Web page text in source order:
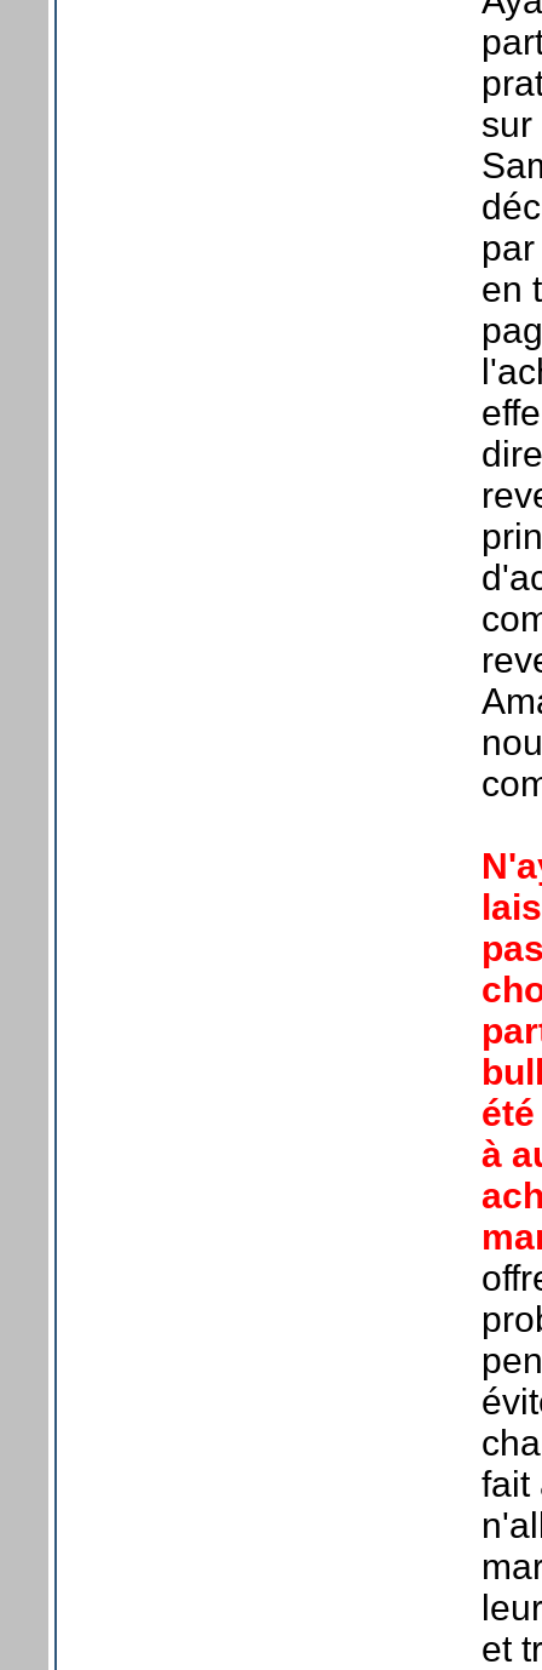
sur
en
à
fait
et